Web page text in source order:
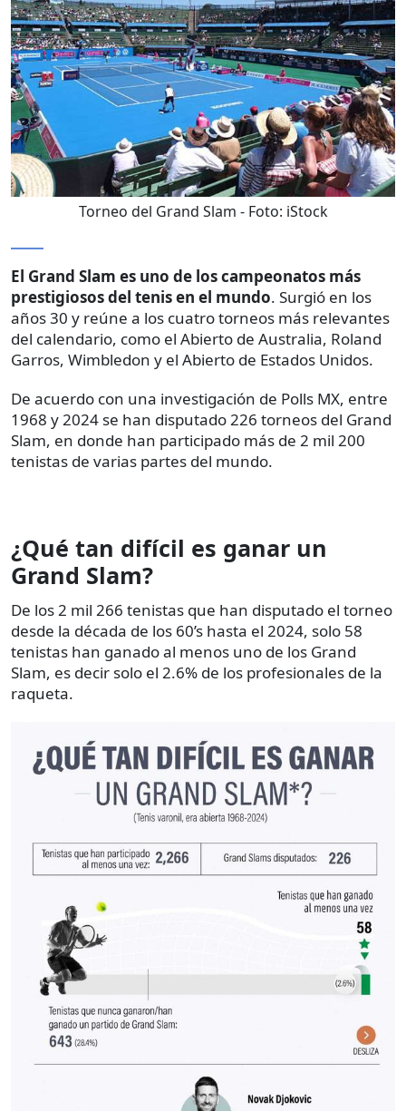
Torneo del Grand Slam - Foto: iStock
El Grand Slam es uno de los campeonatos más
prestigiosos del tenis en el mundo. Surgió en los
años 30 y reúne a los cuatro torneos más relevantes
del calendario, como el Abierto de Australia, Roland
Garros, Wimbledon y el Abierto de Estados Unidos.
De acuerdo con una investigación de Polls MX, entre
1968 y 2024 se han disputado 226 torneos del Grand
Slam, en donde han participado más de 2 mil 200
tenistas de varias partes del mundo.
¿Qué tan difícil es ganar un
Grand Slam?
De los 2 mil 266 tenistas que han disputado el torneo
desde la década de los 60’s hasta el 2024, solo 58
tenistas han ganado al menos uno de los Grand
Slam, es decir solo el 2.6% de los profesionales de la
raqueta.